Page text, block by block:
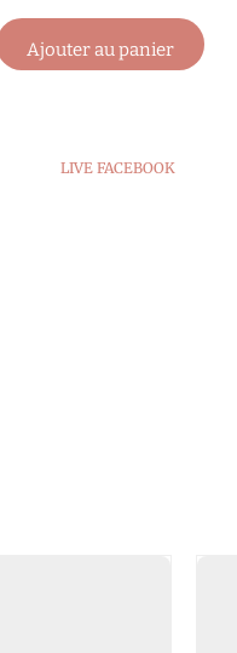
Ajouter au panier
LIVE FACEBOOK